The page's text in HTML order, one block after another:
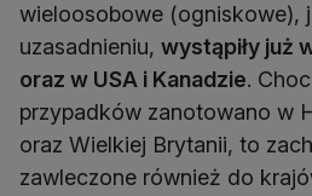
wieloosobowe (ogniskowe),
uzasadnieniu, wystąpiły już
oraz w USA i Kanadzie.
przypadków zanotowano w
oraz Wielkiej Brytanii, to
zawleczone również do